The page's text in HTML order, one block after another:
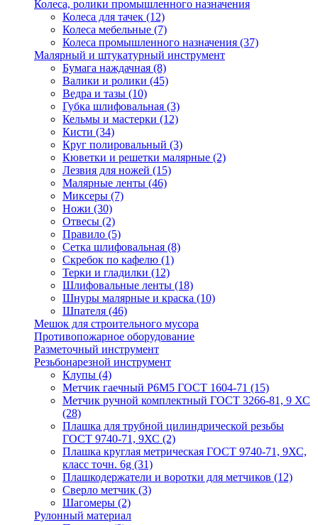
Колеса, ролики промышленного назначения
Колеса для тачек (12)
Колеса мебельные (7)
Колеса промышленного назначения (37)
Малярный и штукатурный инструмент
Бумага наждачная (8)
Валики и ролики (45)
Ведра и тазы (10)
Губка шлифовальная (3)
Кельмы и мастерки (12)
Кисти (34)
Круг полировальный (3)
Кюветки и решетки малярные (2)
Лезвия для ножей (15)
Малярные ленты (46)
Миксеры (7)
Ножи (30)
Отвесы (2)
Правило (5)
Сетка шлифовальная (8)
Скребок по кафелю (1)
Терки и гладилки (12)
Шлифовальные ленты (18)
Шнуры малярные и краска (10)
Шпателя (46)
Мешок для строительного мусора
Противопожарное оборудование
Разметочный инструмент
Резьбонарезной инструмент
Клупы (4)
Метчик гаечный Р6М5 ГОСТ 1604-71 (15)
Метчик ручной комплектный ГОСТ 3266-81, 9 ХС
(28)
Плашка для трубной цилиндрической резьбы
ГОСТ 9740-71, 9ХС (2)
Плашка круглая метрическая ГОСТ 9740-71, 9ХС,
класс точн. 6g (31)
Плашкодержатели и воротки для метчиков (12)
Сверло метчик (3)
Шагомеры (2)
Рулонный материал